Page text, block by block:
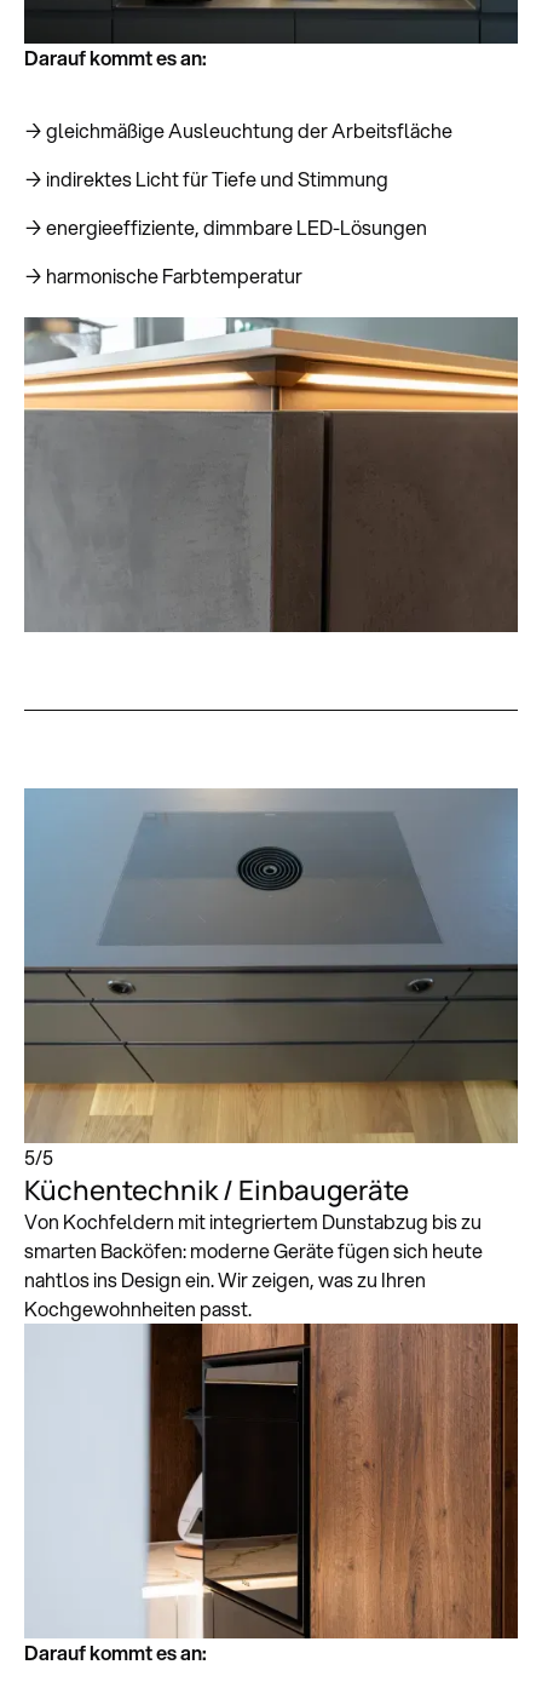
Darauf kommt es an:
→ gleichmäßige Ausleuchtung der Arbeitsfläche
→ indirektes Licht für Tiefe und Stimmung
→ energieeffiziente, dimmbare LED-Lösungen
→ harmonische Farbtemperatur
5/5
Küchentechnik / Einbaugeräte
Von Kochfeldern mit integriertem Dunstabzug bis zu
smarten Backöfen: moderne Geräte fügen sich heute
nahtlos ins Design ein. Wir zeigen, was zu Ihren
Kochgewohnheiten passt.
Darauf kommt es an: